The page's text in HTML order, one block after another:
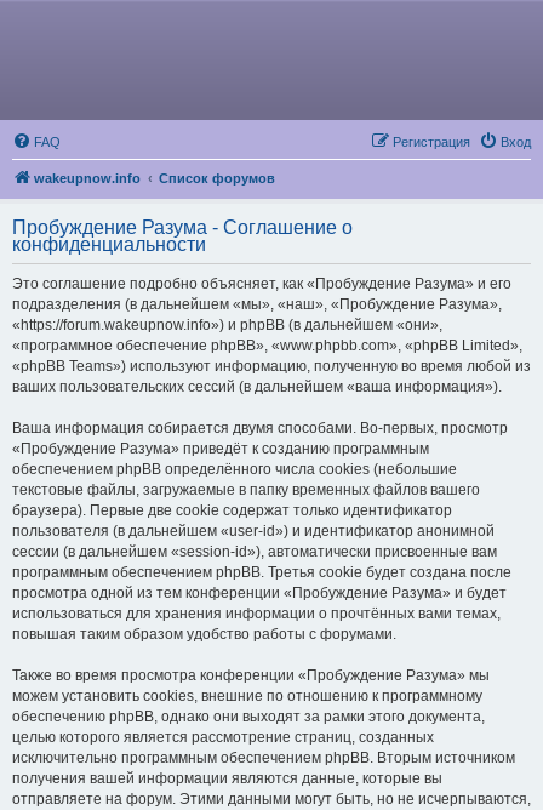
FAQ Вход
Регистрация
wakeupnow.info Список форумов
Пробуждение Разума - Соглашение о
конфиденциальности
Это соглашение подробно объясняет, как «Пробуждение Разума» и его
подразделения (в дальнейшем «мы», «наш», «Пробуждение Разума»,
«https://forum.wakeupnow.info») и phpBB (в дальнейшем «они»,
«программное обеспечение phpBB», «www.phpbb.com», «phpBB Limited»,
«phpBB Teams») используют информацию, полученную во время любой из
ваших пользовательских сессий (в дальнейшем «ваша информация»).
Ваша информация собирается двумя способами. Во-первых, просмотр
«Пробуждение Разума» приведёт к созданию программным
обеспечением phpBB определённого числа cookies (небольшие
текстовые файлы, загружаемые в папку временных файлов вашего
браузера). Первые две cookie содержат только идентификатор
пользователя (в дальнейшем «user-id») и идентификатор анонимной
сессии (в дальнейшем «session-id»), автоматически присвоенные вам
программным обеспечением phpBB. Третья cookie будет создана после
просмотра одной из тем конференции «Пробуждение Разума» и будет
использоваться для хранения информации о прочтённых вами темах,
повышая таким образом удобство работы с форумами.
Также во время просмотра конференции «Пробуждение Разума» мы
можем установить cookies, внешние по отношению к программному
обеспечению phpBB, однако они выходят за рамки этого документа,
целью которого является рассмотрение страниц, созданных
исключительно программным обеспечением phpBB. Вторым источником
получения вашей информации являются данные, которые вы
отправляете на форум. Этими данными могут быть, но не исчерпываются,